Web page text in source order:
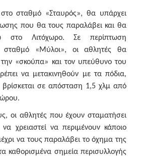
στο σταθμό «Σταυρός», θα υπάρχει
που θα τους παραλάβει και θα
στο Λιτόχωρο. Σε περίπτωση
σταθμό «Μύλοι», οι αθλητές θα
«σκούπα» και τον υπεύθυνο του
να μετακινηθούν με τα πόδια,
σε απόσταση 1,5 χλμ από
οι αθλητές που έχουν σταματήσει
χρειαστεί να περιμένουν κάποιο
να τους παραλάβει το όχημα της
καθορισμένα σημεία περισυλλογής